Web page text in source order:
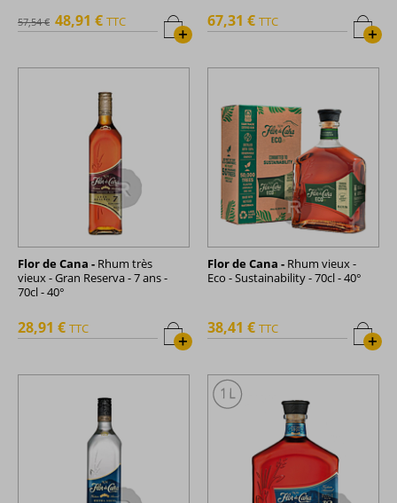
+
57,54 € 48,91 € TTC
+
67,31 € TTC
Flor de Cana - Rhum très
vieux - Gran Reserva - 7 ans -
70cl - 40°
+
28,91 € TTC
Flor de Cana - Rhum vieux -
Eco - Sustainability - 70cl - 40°
+
38,41 € TTC